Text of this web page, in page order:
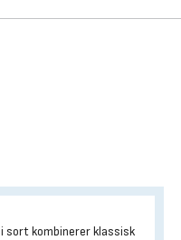
sort kombinerer klassisk